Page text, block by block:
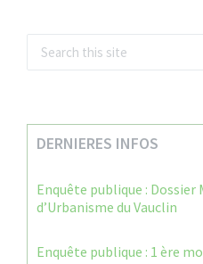
DERNIERES INFOS
Enquête publique :
d’Urbanisme du Vauclin
Enquête publique : 1 ère